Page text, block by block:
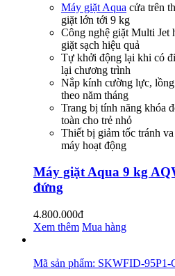
Máy giặt Aqua cửa trên
giặt lớn tới 9 kg
Công nghệ giặt Multi Jet
giặt sạch hiệu quả
Tự khởi động lại khi có
lại chương trình
Nắp kính cường lực,
theo năm tháng
Trang bị tính năng khóa
toàn cho trẻ nhỏ
Thiết bị giảm tốc tránh
máy hoạt động
Máy giặt Aqua 9 kg
đứng
4.800.000đ
Xem thêm Mua hàng
Mã sản phẩm: SKWFID-95P1-